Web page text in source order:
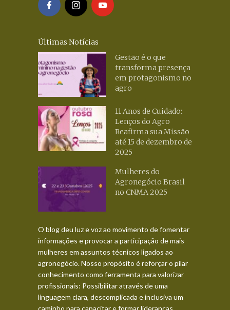
Últimas Notícias
Gestão é o que
transforma presença
em protagonismo no
agro
11 Anos de Cuidado:
Lenços do Agro
Reafirma sua Missão
até 15 de dezembro de
2025
Mulheres do
Agronegócio Brasil
no CNMA 2025
O blog deu luz e voz ao movimento de fomentar
informações e provocar a participação de mais
mulheres em assuntos técnicos ligados ao
agronegócio. Nosso propósito é reforçar o pilar
conhecimento como ferramenta para valorizar
profissionais: Possibilitar através de uma
linguagem clara, descomplicada e inclusiva um
caminho para capacitar e formar lideranças.